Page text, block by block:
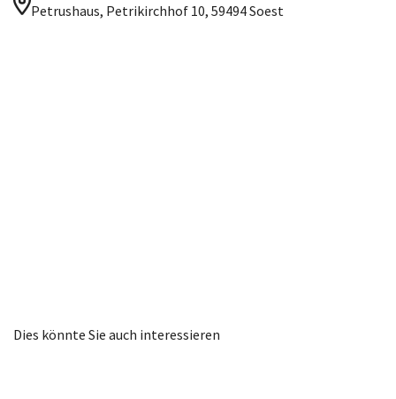
Petrushaus, Petrikirchhof 10, 59494 Soest
Dies könnte Sie auch interessieren